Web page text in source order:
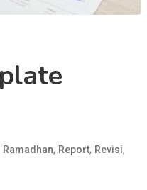
Ramadhan, Report, Revisi,